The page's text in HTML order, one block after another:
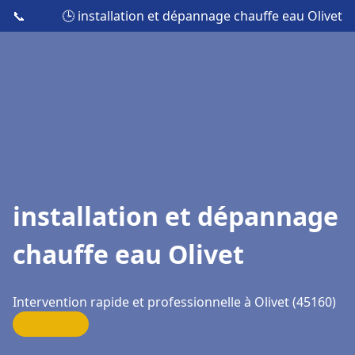
📞 🕒 installation et dépannage chauffe eau Olivet
installation et dépannage
chauffe eau Olivet
Intervention rapide et professionnelle à Olivet (45160)